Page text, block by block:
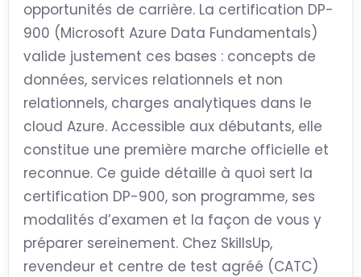
opportunités de carrière. La certification DP-
900 (Microsoft Azure Data Fundamentals)
valide justement ces bases : concepts de
données, services relationnels et non
relationnels, charges analytiques dans le
cloud Azure. Accessible aux débutants, elle
constitue une première marche officielle et
reconnue. Ce guide détaille à quoi sert la
certification DP-900, son programme, ses
modalités d’examen et la façon de vous y
préparer sereinement. Chez SkillsUp,
revendeur et centre de test agréé (CATC)